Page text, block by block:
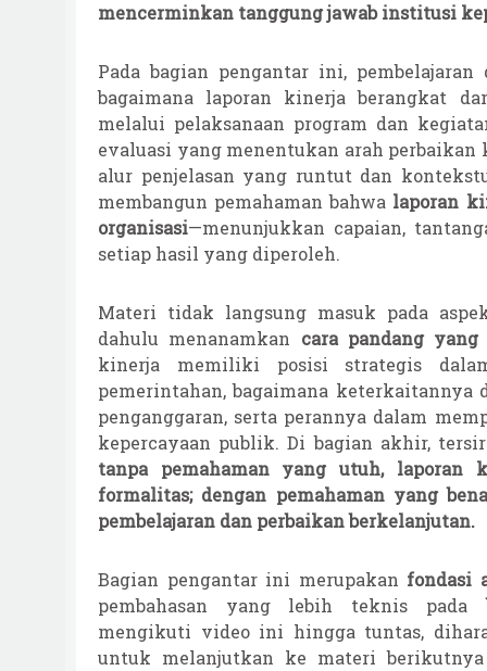
mencerminkan tanggung jawab institusi
Pada bagian pengantar ini,
bagaimana laporan kinerja berangkat
melalui pelaksanaan program dan
evaluasi yang menentukan arah perbaikan
alur penjelasan yang runtut dan
membangun pemahaman bahwa laporan
organisasi—menunjukkan capaian,
setiap hasil yang diperoleh.
Materi tidak langsung masuk pada
dahulu menanamkan cara pandang yang
kinerja memiliki posisi strategis
pemerintahan, bagaimana keterkaitannya
penganggaran, serta perannya dalam
kepercayaan publik. Di bagian akhir,
tanpa pemahaman yang utuh, laporan
formalitas; dengan pemahaman yang
pembelajaran dan perbaikan berkelanjutan.
Bagian pengantar ini merupakan fondasi
pembahasan yang lebih teknis pada
mengikuti video ini hingga tuntas,
untuk melanjutkan ke materi berikutnya